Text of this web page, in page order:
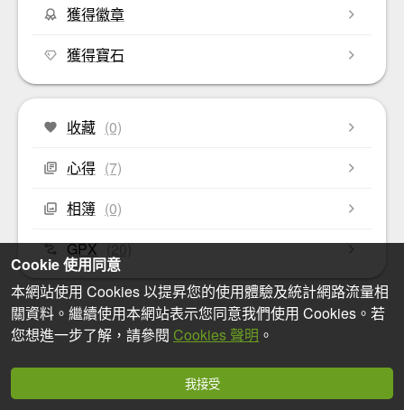
獲得徽章
獲得寶石
收藏 (0)
心得 (7)
相簿 (0)
GPX (20)
Cookie 使用同意
本網站使用 Cookies 以提昇您的使用體驗及統計網路流量相
關資料。繼續使用本網站表示您同意我們使用 Cookies。若
您想進一步了解，請參閱 Cookies 聲明 。
我接受